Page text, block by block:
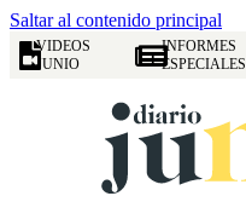
Saltar al contenido principal
VIDEOS
JUNIO
INFORMES
ESPECIALES